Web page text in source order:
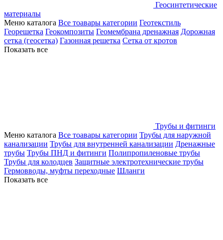
Геосинтетические
материалы
Меню каталога Все тоавары категории Геотекстиль
Георешетка Геокомпозиты Геомембрана дренажная Дорожная
сетка (геосетка) Газонная решетка Сетка от кротов
Показать все
Трубы и фитинги
Меню каталога Все тоавары категории Трубы для наружной
канализации Трубы для внутренней канализации Дренажные
трубы Трубы ПНД и фитинги Полипропиленовые трубы
Трубы для колодцев Защитные электротехнические трубы
Гермовводы, муфты переходные Шланги
Показать все